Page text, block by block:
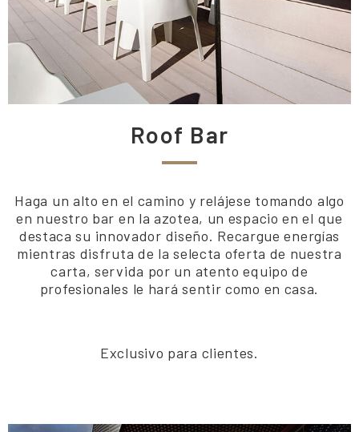
Roof Bar
Haga un alto en el camino y relájese tomando algo
en nuestro bar en la azotea, un espacio en el que
destaca su innovador diseño. Recargue energías
mientras disfruta de la selecta oferta de nuestra
carta, servida por un atento equipo de
profesionales le hará sentir como en casa.
Exclusivo para clientes.